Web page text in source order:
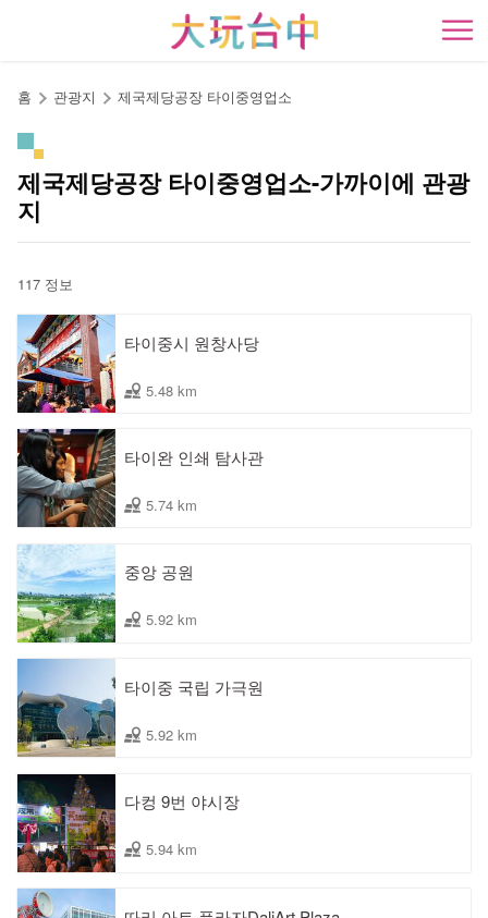
開
홈 관광지 제국제당공장 타이중영업소
제국제당공장 타이중영업소-가까이에 관광
지
117 정보
타이중시 원창사당
5.48 km
타이완 인쇄 탐사관
5.74 km
중앙 공원
5.92 km
타이중 국립 가극원
5.92 km
다컹 9번 야시장
5.94 km